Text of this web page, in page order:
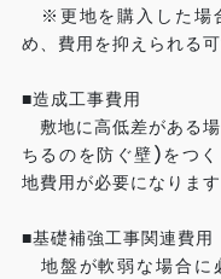
※更地を購入した場
め、費用を抑えられる
■造成工事費用
敷地に高低差がある
ちるのを防ぐ壁)をつ
地費用が必要になります
■基礎補強工事関連費用
地盤が軟弱な場合に